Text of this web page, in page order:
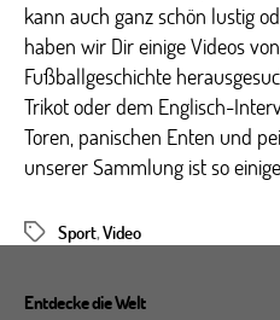
kann auch ganz schön lustig
haben wir Dir einige Videos
Fußballgeschichte
Trikot oder dem Englisch-
Toren, panischen Enten und
unserer Sammlung ist so
Schlagwörter
Sport,Video
Entdecke die Welt